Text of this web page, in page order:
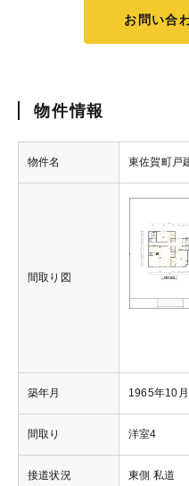
お問い合
物件情報
物件名 東佐賀町戸
間取り図
築年月 1965年10
間取り 洋室4
接道状況 東側 私道